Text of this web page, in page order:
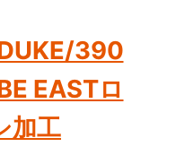
390
EASTロ
加工